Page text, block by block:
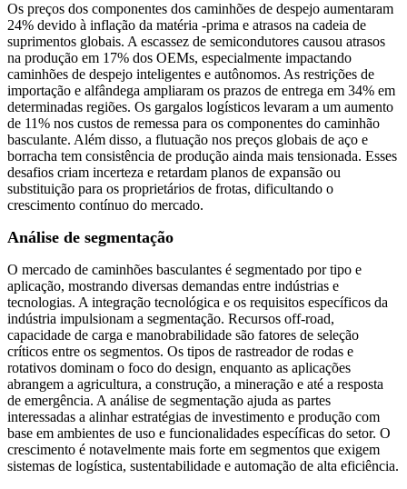
Os preços dos componentes dos caminhões de despejo aumentaram
24% devido à inflação da matéria -prima e atrasos na cadeia de
suprimentos globais. A escassez de semicondutores causou atrasos
na produção em 17% dos OEMs, especialmente impactando
caminhões de despejo inteligentes e autônomos. As restrições de
importação e alfândega ampliaram os prazos de entrega em 34% em
determinadas regiões. Os gargalos logísticos levaram a um aumento
de 11% nos custos de remessa para os componentes do caminhão
basculante. Além disso, a flutuação nos preços globais de aço e
borracha tem consistência de produção ainda mais tensionada. Esses
desafios criam incerteza e retardam planos de expansão ou
substituição para os proprietários de frotas, dificultando o
crescimento contínuo do mercado.
Análise de segmentação
O mercado de caminhões basculantes é segmentado por tipo e
aplicação, mostrando diversas demandas entre indústrias e
tecnologias. A integração tecnológica e os requisitos específicos da
indústria impulsionam a segmentação. Recursos off-road,
capacidade de carga e manobrabilidade são fatores de seleção
críticos entre os segmentos. Os tipos de rastreador de rodas e
rotativos dominam o foco do design, enquanto as aplicações
abrangem a agricultura, a construção, a mineração e até a resposta
de emergência. A análise de segmentação ajuda as partes
interessadas a alinhar estratégias de investimento e produção com
base em ambientes de uso e funcionalidades específicas do setor. O
crescimento é notavelmente mais forte em segmentos que exigem
sistemas de logística, sustentabilidade e automação de alta eficiência.